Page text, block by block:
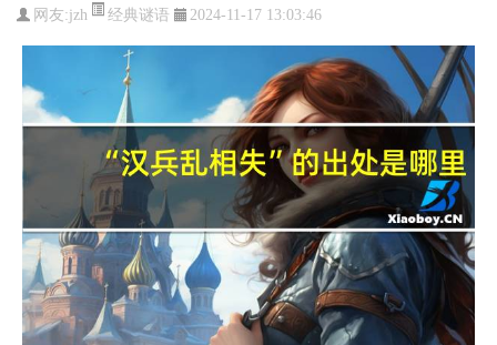
网友:jzh 经典谜语 2024-11-17 13:03:46